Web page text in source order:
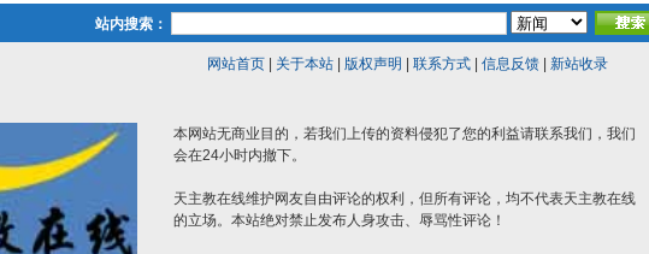
站内搜索：
网站首页| 关于本站| 版权声明 联系方式| 信息反馈| 新站收录
本网站无商业目的，若我们上传的资料侵犯了您的利益请联系我们，我们
会在24小时内撤下。
天主教在线维护网友自由评论的权利，但所有评论，均不代表天主教在线
的立场。本站绝对禁止发布人身攻击、辱骂性评论！